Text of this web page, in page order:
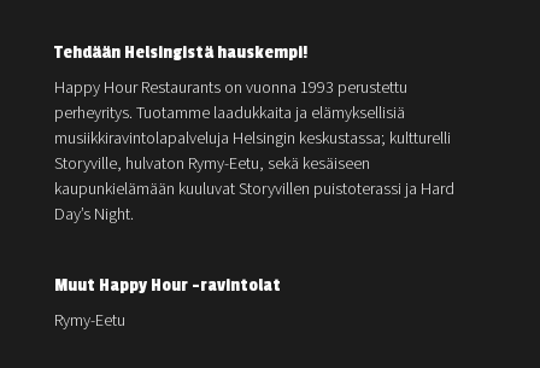
Tehdään Helsingistä hauskempi!
Happy Hour Restaurants on vuonna 1993 perustettu
perheyritys. Tuotamme laadukkaita ja elämyksellisiä
musiikkiravintolapalveluja Helsingin keskustassa; kultturelli
Storyville, hulvaton Rymy-Eetu, sekä kesäiseen
kaupunkielämään kuuluvat Storyvillen puistoterassi ja Hard
Day’s Night.
Muut Happy Hour -ravintolat
Rymy-Eetu